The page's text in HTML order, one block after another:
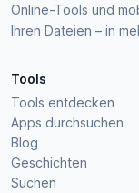
Online-Tools und
Ihren Dateien – in
Tools
Tools entdecken
Apps durchsuchen
Blog
Geschichten
Suchen